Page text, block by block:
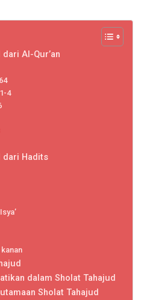
Al-Qur’an
4
dari Hadits
dalam Sholat Tahajud
Sholat Tahajud